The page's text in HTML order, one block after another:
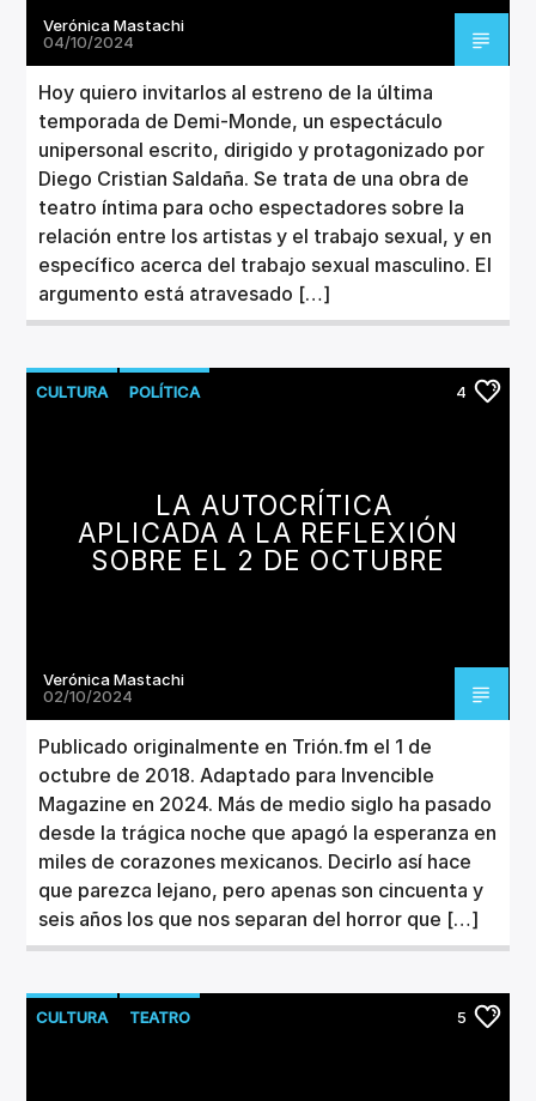
Verónica Mastachi
04/10/2024
Hoy quiero invitarlos al estreno de la última
temporada de Demi-Monde, un espectáculo
unipersonal escrito, dirigido y protagonizado por
Diego Cristian Saldaña. Se trata de una obra de
teatro íntima para ocho espectadores sobre la
relación entre los artistas y el trabajo sexual, y en
específico acerca del trabajo sexual masculino. El
argumento está atravesado […]
CULTURA POLÍTICA 4
LA AUTOCRÍTICA
APLICADA A LA REFLEXIÓN
SOBRE EL 2 DE OCTUBRE
Verónica Mastachi
02/10/2024
Publicado originalmente en Trión.fm el 1 de
octubre de 2018. Adaptado para Invencible
Magazine en 2024. Más de medio siglo ha pasado
desde la trágica noche que apagó la esperanza en
miles de corazones mexicanos. Decirlo así hace
que parezca lejano, pero apenas son cincuenta y
seis años los que nos separan del horror que […]
CULTURA TEATRO 5